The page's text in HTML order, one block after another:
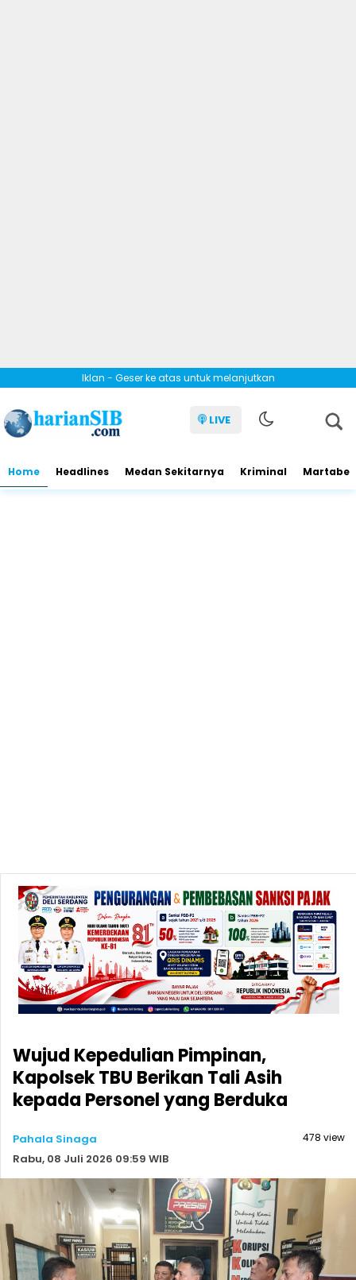
Iklan - Geser ke atas untuk melanjutkan
LIVE
Home Headlines Medan Sekitarnya Kriminal Martabe
Wujud Kepedulian Pimpinan,
Kapolsek TBU Berikan Tali Asih
kepada Personel yang Berduka
Pahala Sinaga
Rabu, 08 Juli 2026 09:59 WIB
478 view